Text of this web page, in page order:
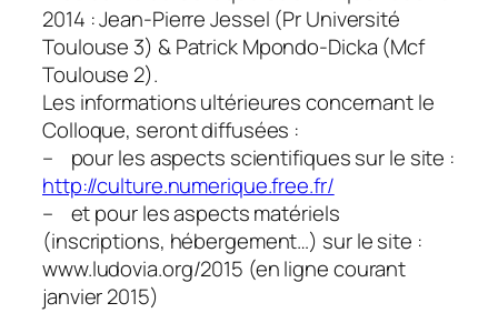
2014 : Jean-Pierre Jessel (Pr Université
Toulouse 3) & Patrick Mpondo-Dicka (Mcf
Toulouse 2).
Les informations ultérieures concernant le
Colloque, seront diffusées :
– pour les aspects scientifiques sur le site :
http://culture.numerique.free.fr/
– et pour les aspects matériels
(inscriptions, hébergement…) sur le site :
www.ludovia.org/2015 (en ligne courant
janvier 2015)